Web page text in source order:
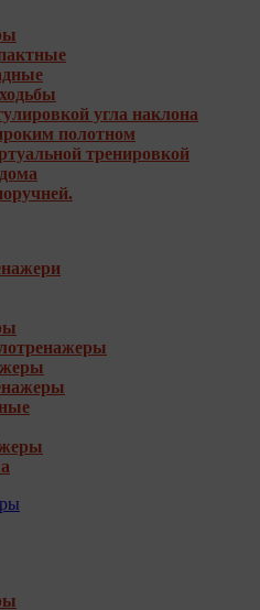
угла наклона
полотном
тренировкой